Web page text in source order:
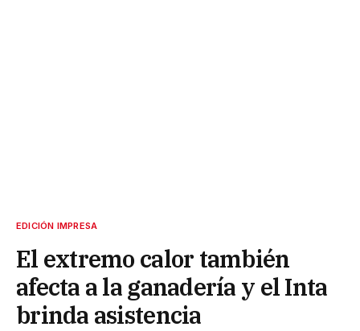
EDICIÓN IMPRESA
El extremo calor también
afecta a la ganadería y el Inta
brinda asistencia